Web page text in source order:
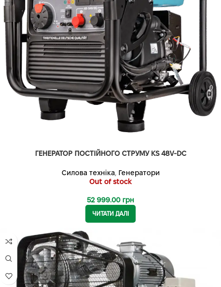
ГЕНЕРАТОР ПОСТІЙНОГО СТРУМУ KS 48V-DC
Силова техніка, Генератори
Out of stock
52 999.00 грн
ЧИТАТИ ДАЛІ